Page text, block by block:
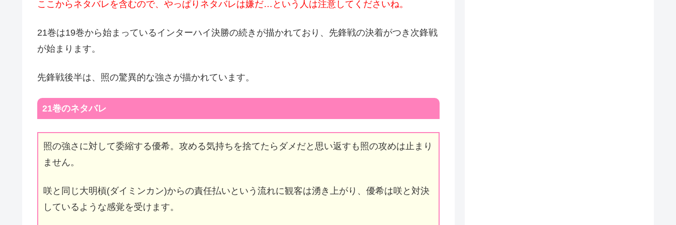
ここからネタバレを含むので、やっぱりネタバレは嫌だ…という人は注意してくださいね。
21巻は19巻から始まっているインターハイ決勝の続きが描かれており、先鋒戦の決着がつき次鋒戦
が始まります。
先鋒戦後半は、 照の驚異的な強さが描かれています。
21巻のネタバレ
照の強さに対して委縮する優希。 攻める気持ちを捨てたらダメだと思い返すも照の攻めは止まり
ません。
咲と同じ大明槓(ダイミンカン)からの責任払いという流れに観客は湧き上がり、優希は咲と対決
しているような感覚を受けます。